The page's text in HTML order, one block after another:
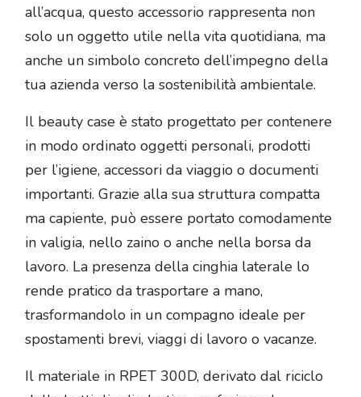
all’acqua, questo accessorio rappresenta non
solo un oggetto utile nella vita quotidiana, ma
anche un simbolo concreto dell’impegno della
tua azienda verso la sostenibilità ambientale.
Il beauty case è stato progettato per contenere
in modo ordinato oggetti personali, prodotti
per l’igiene, accessori da viaggio o documenti
importanti. Grazie alla sua struttura compatta
ma capiente, può essere portato comodamente
in valigia, nello zaino o anche nella borsa da
lavoro. La presenza della cinghia laterale lo
rende pratico da trasportare a mano,
trasformandolo in un compagno ideale per
spostamenti brevi, viaggi di lavoro o vacanze.
Il materiale in RPET 300D, derivato dal riciclo